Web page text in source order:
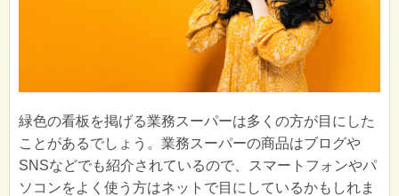
緑色の看板を掲げる業務スーパーは多くの方が目にした
ことがあるでしょう。業務スーパーの商品はブログや
SNSなどでも紹介されているので、スマートフォンやパ
ソコンをよく使う方はネットで目にしているかもしれま